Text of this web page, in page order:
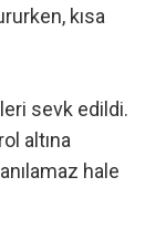
kısa
sevk edildi.
altına
hale